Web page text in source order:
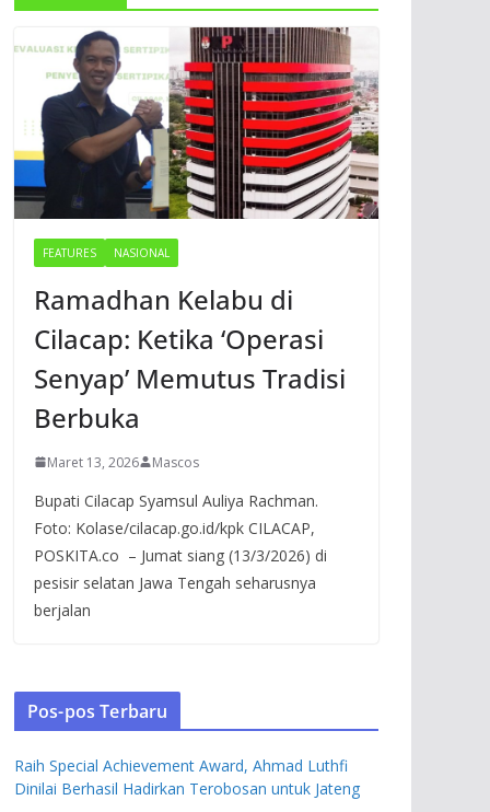
FEATURES NASIONAL
Ramadhan Kelabu di
Cilacap: Ketika ‘Operasi
Senyap’ Memutus Tradisi
Berbuka
Maret 13, 2026 Mascos
Bupati Cilacap Syamsul Auliya Rachman.
Foto: Kolase/cilacap.go.id/kpk CILACAP,
POSKITA.co – Jumat siang (13/3/2026) di
pesisir selatan Jawa Tengah seharusnya
berjalan
Pos-pos Terbaru
Raih Special Achievement Award, Ahmad Luthfi
Dinilai Berhasil Hadirkan Terobosan untuk Jateng